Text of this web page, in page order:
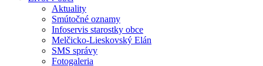
Aktuality
Smútočné oznamy
Infoservis starostky obce
Melčicko-Lieskovský Elán
SMS správy
Fotogaleria